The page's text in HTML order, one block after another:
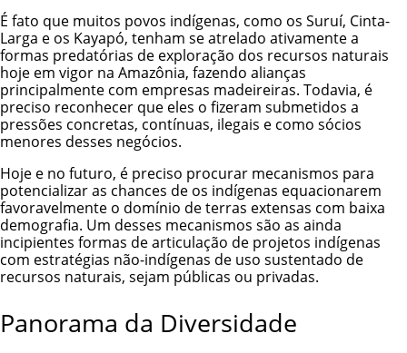
É fato que muitos povos indígenas, como os Suruí, Cinta-
Larga e os Kayapó, tenham se atrelado ativamente a
formas predatórias de exploração dos recursos naturais
hoje em vigor na Amazônia, fazendo alianças
principalmente com empresas madeireiras. Todavia, é
preciso reconhecer que eles o fizeram submetidos a
pressões concretas, contínuas, ilegais e como sócios
menores desses negócios.
Hoje e no futuro, é preciso procurar mecanismos para
potencializar as chances de os indígenas equacionarem
favoravelmente o domínio de terras extensas com baixa
demografia. Um desses mecanismos são as ainda
incipientes formas de articulação de projetos indígenas
com estratégias não-indígenas de uso sustentado de
recursos naturais, sejam públicas ou privadas.
Panorama da Diversidade